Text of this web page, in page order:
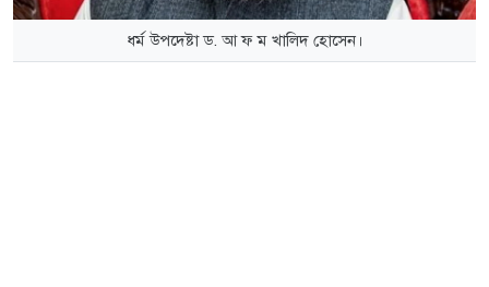
ধর্ম উপদেষ্টা ড. আ ফ ম খালিদ হোসেন।